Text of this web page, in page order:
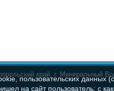
край, г. Минеральный
пользовательских
на сайт пользователь; с